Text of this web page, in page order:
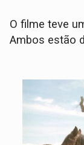
O filme teve
Ambos estão